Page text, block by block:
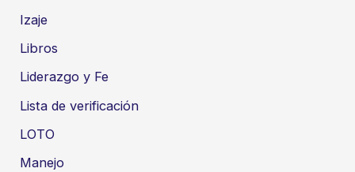
Izaje
Libros
Liderazgo y Fe
Lista de verificación
LOTO
Manejo